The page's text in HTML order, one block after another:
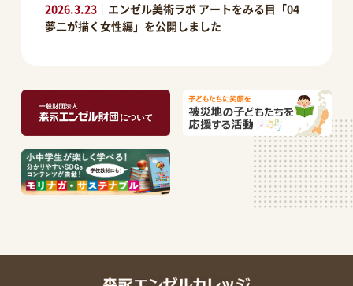
2026.3.23｜ エンゼル美術ラボ アートをみる⽬「04
夢二が描く女性編」を公開しました